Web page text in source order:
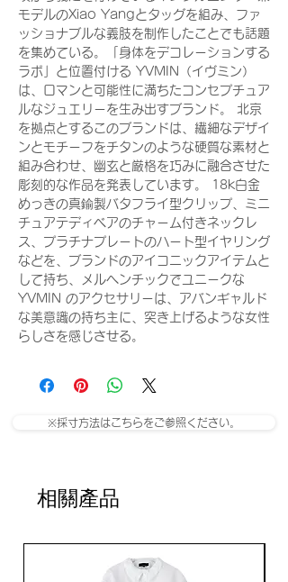
モデルのXiao Yangとタッグを組み、ファ
ッショナブルな義肢を制作したことでも話題
を集めている。「身体をデコレーションする
ラボ」と位置付ける YVMIN（イヴミン）
は、ロマンと可能性に満ちたコンセプチュア
ルなジュエリーを生み出すブランド。 北京
を拠点とするこのブランドは、繊細なデザイ
ンとモチーフをチタンのような硬質な素材と
組み合わせ、幽玄と厳格を巧みに融合させた
彫刻的な作品を発表しています。 18k白金
めっきの真鍮製バタフライ型クリップ、ミニ
チュアテディベアのチャーム付きネックレ
ス、プラチナプレートのハート型イヤリング
などを、ブランドのアイコニックアイテムと
して持ち、メルヘンチックでユニークな
YVMIN のアクセサリーは、アバンギャルド
な美意識の持ち主に、突き上げるような女性
らしさを感じさせる。
※採寸方法はこちらをご参照ください。
相關產品